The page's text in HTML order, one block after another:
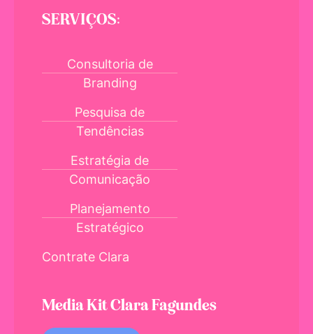
SERVIÇOS:
Consultoria de
Branding
Pesquisa de
Tendências
Estratégia de
Comunicação
Planejamento
Estratégico
Contrate Clara
Media Kit Clara Fagundes